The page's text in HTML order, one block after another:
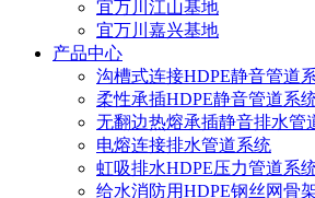
宜万川江山基地
宜万川嘉兴基地
产品中心
沟槽式连接HDPE静音管道
柔性承插HDPE静音管道系
无翻边热熔承插静音排水管
电熔连接排水管道系统
虹吸排水HDPE压力管道系
给水消防用HDPE钢丝网骨